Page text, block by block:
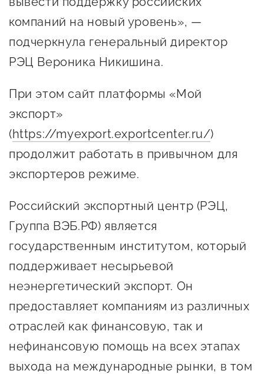
компаний на новый уровень», —
подчеркнула генеральный директор
РЭЦ Вероника Никишина.
При этом сайт платформы «Мой
экспорт»
(https://myexport.exportcenter.ru/)
продолжит работать в привычном для
экспортеров режиме.
Российский экспортный центр (РЭЦ,
Группа ВЭБ.РФ) является
государственным институтом, который
поддерживает несырьевой
неэнергетический экспорт. Он
предоставляет компаниям из различных
отраслей как финансовую, так и
нефинансовую помощь на всех этапах
выхода на международные рынки, в том